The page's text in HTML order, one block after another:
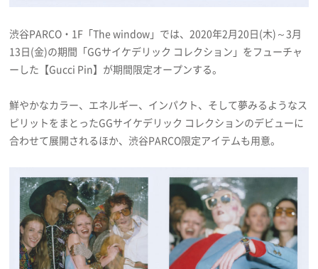
Emoメン
ランキング
Emo!miuとは？
免責事項
プライバシーポリシー
利用規約
お問い合わせ
渋谷PARCO・1F「The window」では、2020年2月20日(木)～3月
13日(金)の期間「GGサイケデリック コレクション」をフューチャ
ーした【Gucci Pin】が期間限定オープンする。
鮮やかなカラー、エネルギー、インパクト、そして夢みるようなス
ピリットをまとったGGサイケデリック コレクションのデビューに
合わせて展開されるほか、渋谷PARCO限定アイテムも用意。